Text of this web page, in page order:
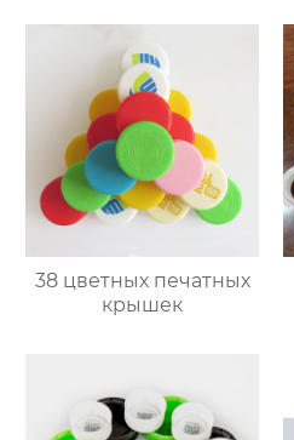
38 цветных печатных
крышек